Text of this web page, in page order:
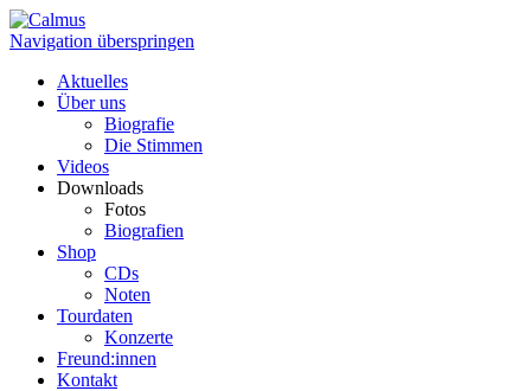
Navigation überspringen
Aktuelles
Über uns
Biografie
Die Stimmen
Videos
Downloads
Fotos
Biografien
Shop
CDs
Noten
Tourdaten
Konzerte
Freund:innen
Kontakt